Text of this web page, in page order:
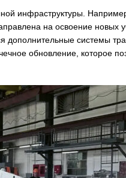
инфраструктуры.
на освоение новых
системы
обновление, которое